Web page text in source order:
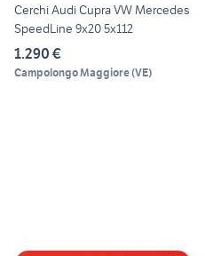
Cerchi Audi Cupra VW Mercedes
SpeedLine 9x20 5x112
1.290 €
Campolongo Maggiore(VE)